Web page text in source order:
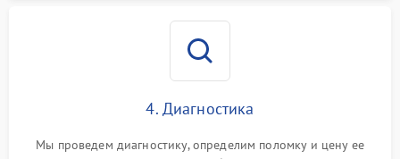
4. Диагностика
Мы проведем диагностику, определим поломку и цену ее